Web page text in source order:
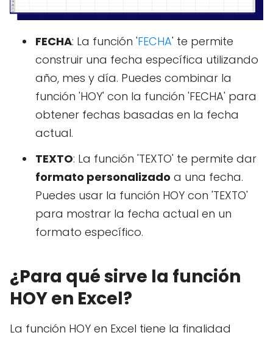
FECHA: La función 'FECHA' te permite
construir una fecha específica utilizando
año, mes y día. Puedes combinar la
función 'HOY' con la función 'FECHA' para
obtener fechas basadas en la fecha
actual.
TEXTO: La función 'TEXTO' te permite dar
formato personalizado a una fecha.
Puedes usar la función HOY con 'TEXTO'
para mostrar la fecha actual en un
formato específico.
¿Para qué sirve la función
HOY en Excel?
La función HOY en Excel tiene la finalidad